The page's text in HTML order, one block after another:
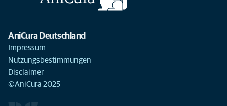
AniCura Deutschland
Impressum
Nutzungsbestimmungen
Disclaimer
©AniCura 2025